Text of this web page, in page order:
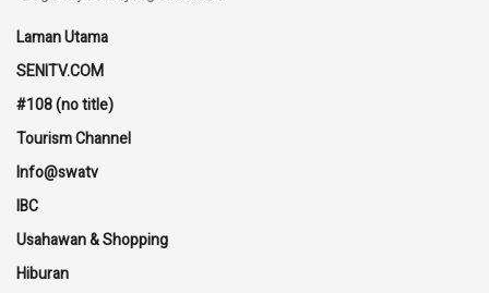
Laman Utama
SENITV.COM
#108 (no title)
Tourism Channel
Info@swatv
IBC
Usahawan & Shopping
Hiburan